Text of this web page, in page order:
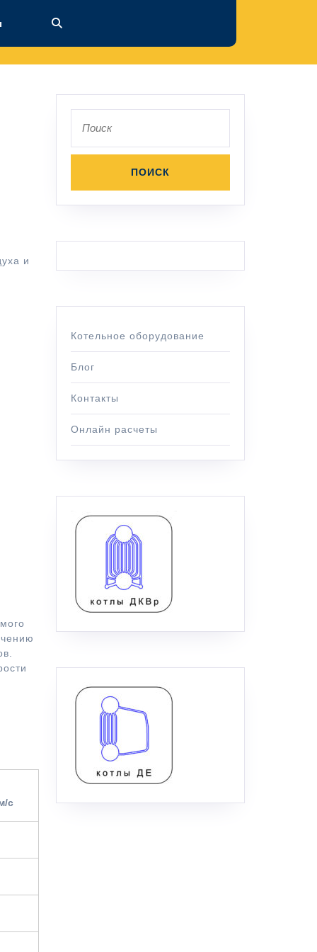
и
с
по:
Котельное оборудование
Блог
Контакты
Онлайн расчеты